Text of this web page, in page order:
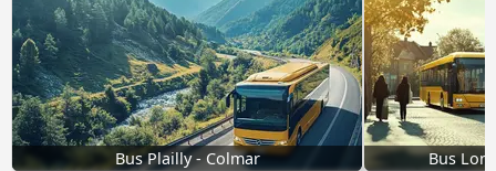
Bus Plailly - Colmar Bus